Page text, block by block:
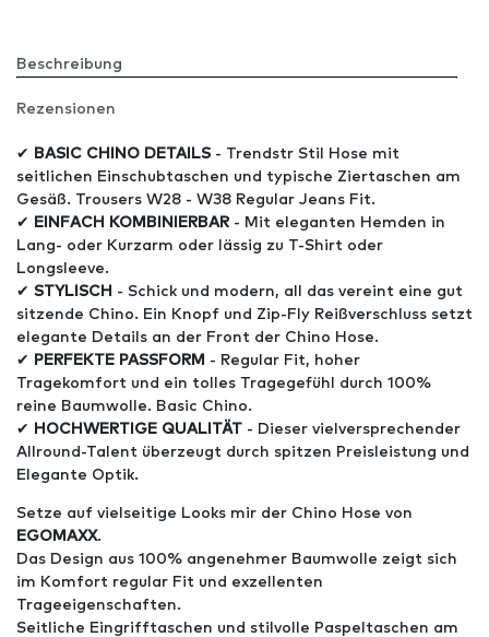
Beschreibung
Rezensionen
✔ BASIC CHINO DETAILS - Trendstr Stil Hose mit
seitlichen Einschubtaschen und typische Ziertaschen am
Gesäß. Trousers W28 - W38 Regular Jeans Fit.
✔
EINFACH KOMBINIERBAR - Mit eleganten Hemden in
Lang- oder Kurzarm oder lässig zu T-Shirt oder
Longsleeve.
✔ STYLISCH - Schick und modern, all das vereint eine gut
sitzende Chino. Ein Knopf und Zip-Fly Reißverschluss setzt
elegante Details an der Front der Chino Hose.
✔
PERFEKTE PASSFORM - Regular Fit, hoher
Tragekomfort und ein tolles Tragegefühl durch 100%
reine Baumwolle. Basic Chino.
✔
HOCHWERTIGE QUALITÄT - Dieser vielversprechender
Allround-Talent überzeugt durch spitzen Preisleistung und
Elegante Optik.
Setze auf vielseitige Looks mir der Chino Hose von
EGOMAXX.
Das Design aus 100% angenehmer Baumwolle zeigt sich
im Komfort regular Fit und exzellenten
Trageeigenschaften.
Seitliche Eingrifftaschen und stilvolle Paspeltaschen am